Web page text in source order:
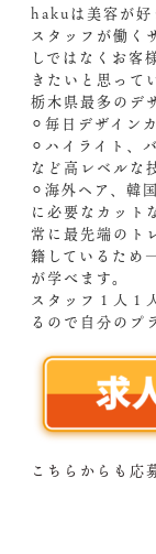
hakuは美容が好
スタッフが働く
しではなくお客
きたいと思って
栃木県最多のデ
⚪︎毎日デザイン
⚪︎ハイライト、
など高レベルな
⚪︎海外ヘア、韓
に必要なカット
常に最先端のト
籍しているため
が学べます。
スタッフ１人１
るので自分のプ
こちらからも応